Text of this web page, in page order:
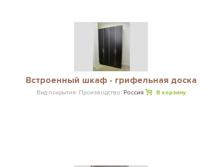
Встроенный шкаф - грифельная доска
Вид покрытия: Производство: Россия В корзину